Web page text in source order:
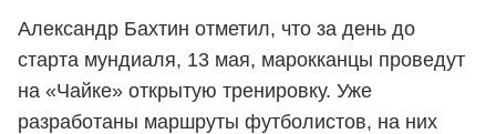
Александр Бахтин отметил, что за день до
старта мундиаля, 13 мая, марокканцы проведут
на «Чайке» открытую тренировку. Уже
разработаны маршруты футболистов, на них